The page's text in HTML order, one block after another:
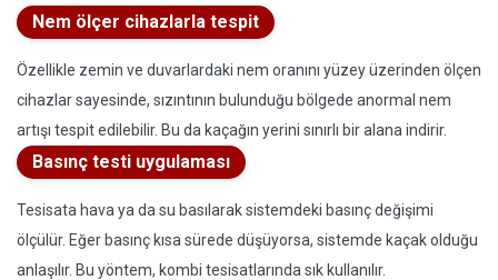
Nem ölçer cihazlarla tespit
Özellikle zemin ve duvarlardaki nem oranını yüzey üzerinden ölçen
cihazlar sayesinde, sızıntının bulunduğu bölgede anormal nem
artışı tespit edilebilir. Bu da kaçağın yerini sınırlı bir alana indirir.
Basınç testi uygulaması
Tesisata hava ya da su basılarak sistemdeki basınç değişimi
ölçülür. Eğer basınç kısa sürede düşüyorsa, sistemde kaçak olduğu
anlaşılır. Bu yöntem, kombi tesisatlarında sık kullanılır.